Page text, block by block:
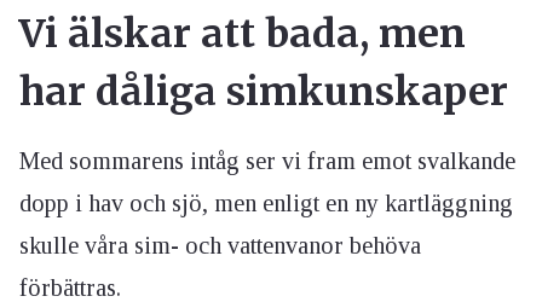
Vi älskar att bada, men
har dåliga simkunskaper
Med sommarens intåg ser vi fram emot svalkande
dopp i hav och sjö, men enligt en ny kartläggning
skulle våra sim- och vattenvanor behöva
förbättras.